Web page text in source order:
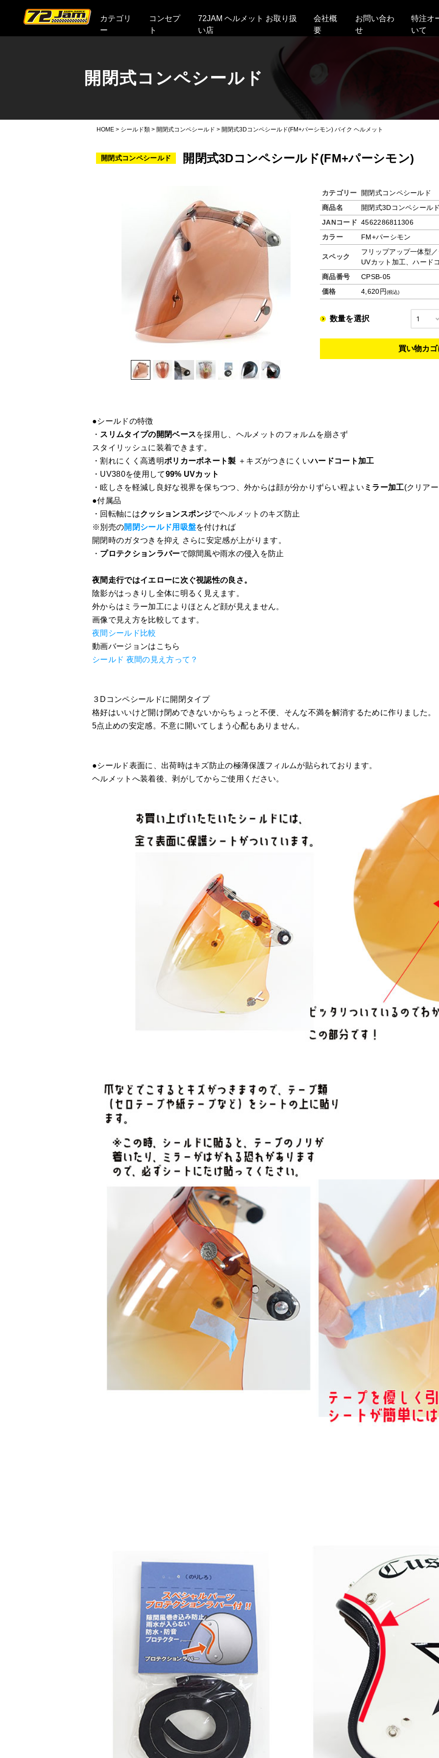
カテゴリ
ー
コンセプ
ト
72JAM ヘルメット お取り扱
い店
会社概
要
お問い合わ
せ
特注オ
いて
開閉式コンペシールド
HOME > シールド類 > 開閉式コンペシールド > 開閉式3Dコンペシールド(FM+パーシモン) バイク ヘルメット
開閉式コンペシールド 開閉式3Dコンペシールド(FM+パーシモン)
カテゴリー
開閉式コンペシールド
商品名
開閉式3Dコンペシール
JANコード 4562286811306
カラー
FM+パーシモン
スペック
フリップアップ一体型
UVカット加工、ハード
商品番号
CPSB-05
価格
4,620円(税込)
数量を選択
●シールドの特徴
・ スリムタイプの開閉ベースを採用し、ヘルメットのフォルムを崩さず
スタイリッシュに装着できます。
・割れにくく高透明ポリカーボネート製 ＋キズがつきにくいハードコート加工
・UV380を使用して99% UVカット
・眩しさを軽減し良好な視界を保ちつつ、外からは顔が分かりずらい程よい ミラー加工(クリア
●付属品
・回転軸にはクッションスポンジでヘルメットのキズ防止
※別売の開閉シールド用吸盤を付ければ
開閉時のガタつきを抑え さらに安定感が上がります。
・ プロテクションラバーで隙間風や雨水の侵入を防止
夜間走行ではイエローに次ぐ視認性の良さ。
陰影がはっきりし全体に明るく見えます。
外からはミラー加工によりほとんど顔が見えません。
画像で見え方を比較してます。
夜間シールド比較
動画バージョンはこちら
シールド 夜間の見え方って？
３Dコンペシールドに開閉タイプ
格好はいいけど開け閉めできないからちょっと不便、そんな不満を解消するために作りました。
5点止めの安定感。不意に開いてしまう心配もありません。
●シールド表面に、出荷時はキズ防止の極薄保護フィルムが貼られております。
ヘルメットへ装着後、剥がしてからご使用ください。